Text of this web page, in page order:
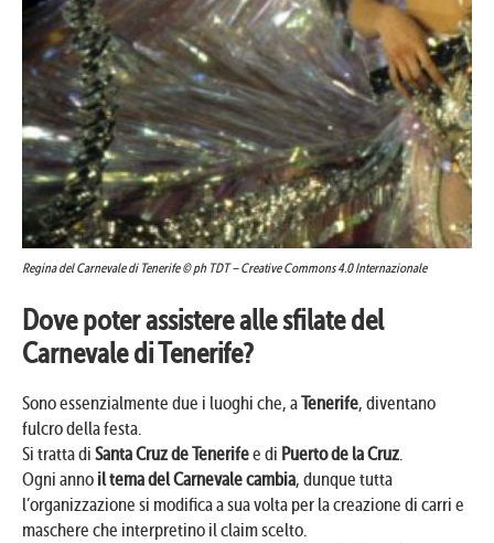
Regina del Carnevale di Tenerife © ph TDT – Creative Commons 4.0 Internazionale
Dove poter assistere alle sfilate del
Carnevale di Tenerife?
Sono essenzialmente due i luoghi che, aTenerife, diventano
fulcro della festa.
Si tratta di Santa Cruz de Tenerifee di Puerto de la Cruz.
Ogni anno il tema del Carnevale cambia, dunque tutta
l’organizzazione si modifica a sua volta per la creazione di carri e
maschere che interpretino il claim scelto.